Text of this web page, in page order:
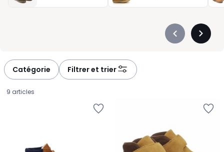
Précédent
Catégorie Filtrer et trier
9 articles